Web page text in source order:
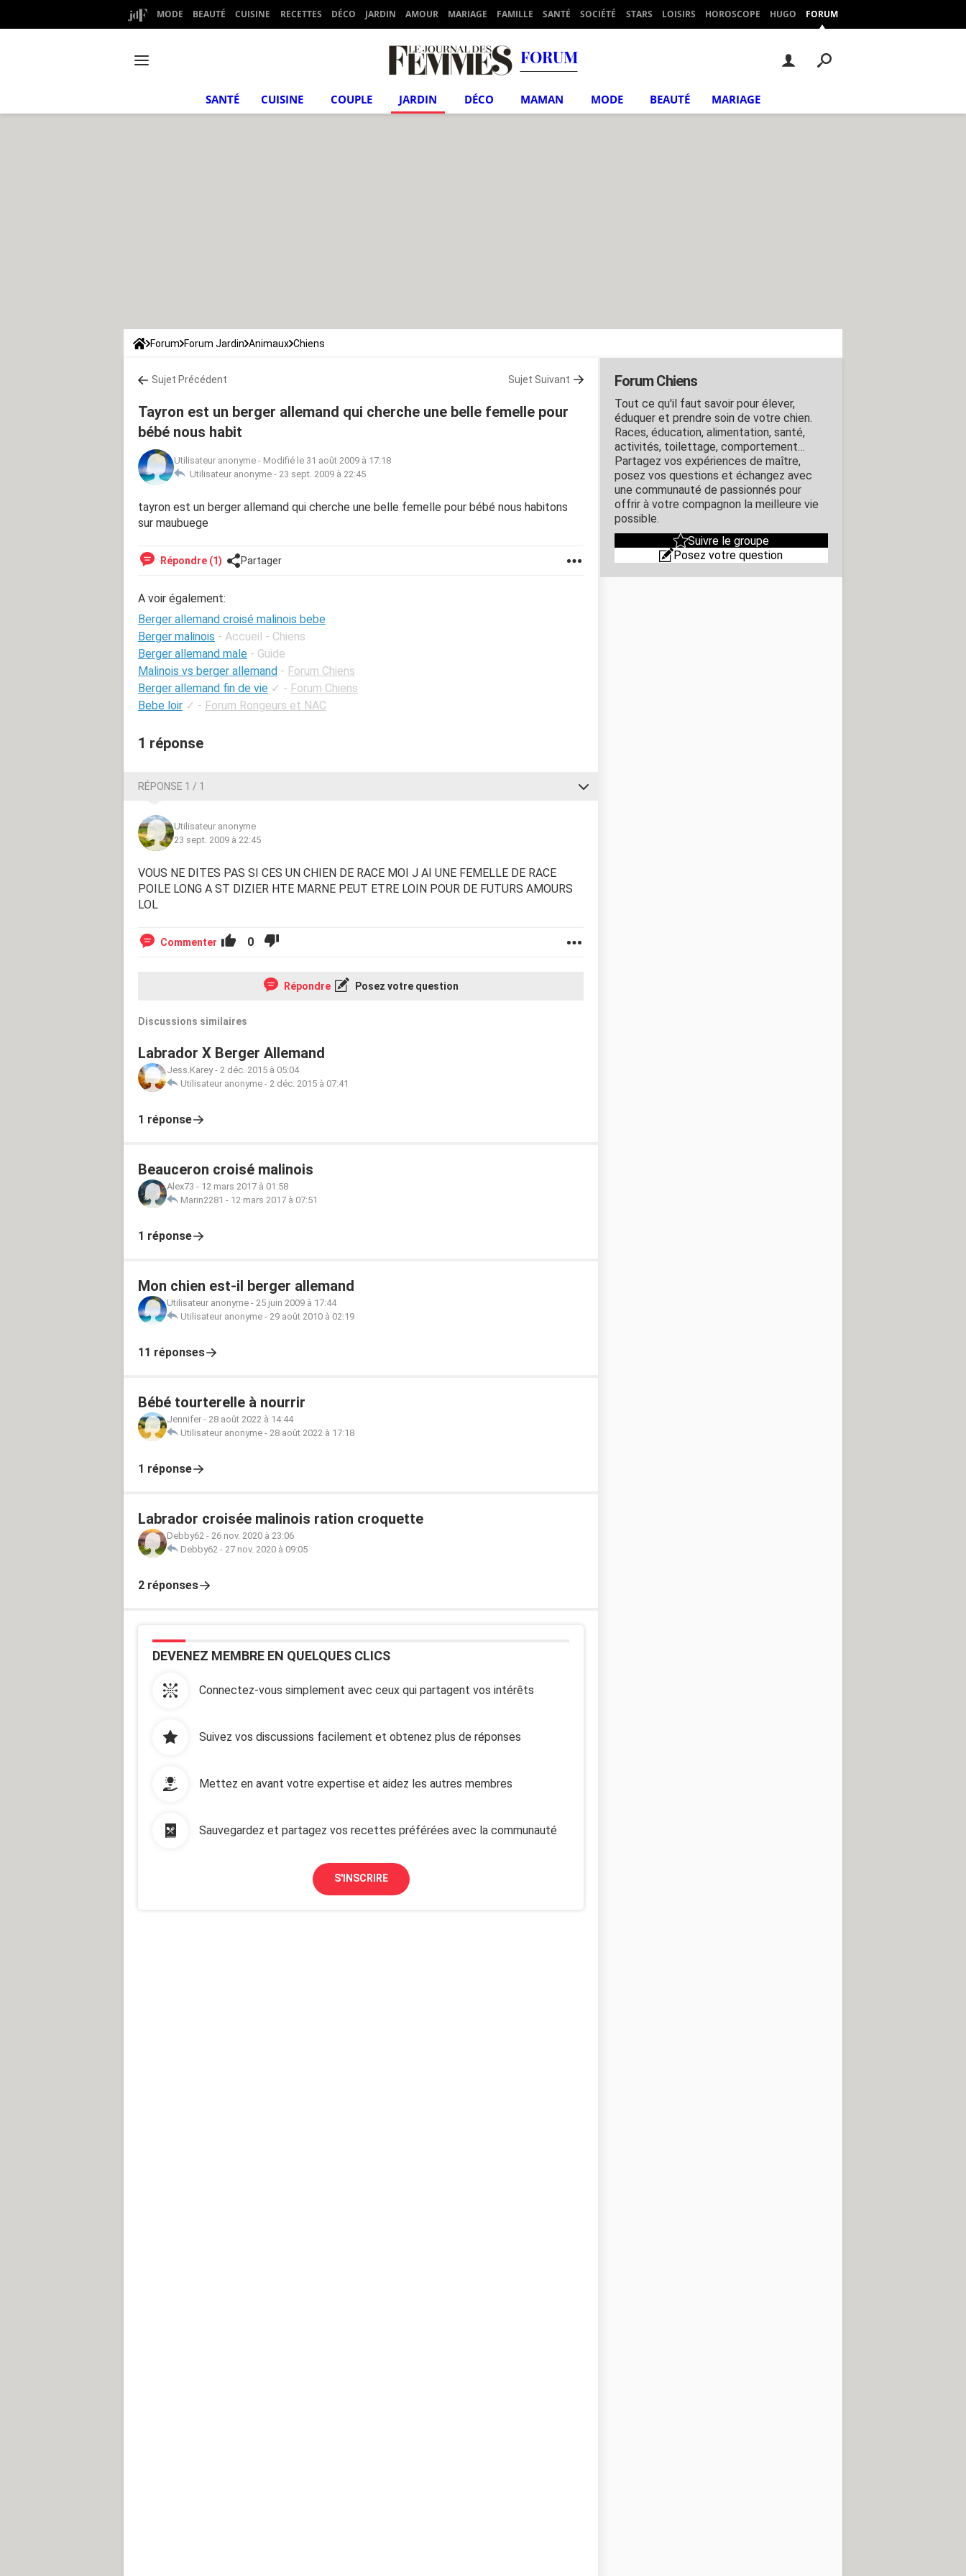
MODE BEAUTÉ CUISINE RECETTES DÉCO JARDIN AMOUR MARIAGE FAMILLE SANTÉ SOCIÉTÉ STARS LOISIRS HOROSCOPE HUGO FORUM
FORUM
SANTÉ CUISINE COUPLE JARDIN DÉCO MAMAN MODE BEAUTÉ MARIAGE
Forum Forum Jardin Animaux Chiens
Sujet Précédent Sujet Suivant
Tayron est un berger allemand qui cherche une belle femelle pour
bébé nous habit
Utilisateur anonyme - Modifié le 31 août 2009 à 17:18
Utilisateur anonyme - 23 sept. 2009 à 22:45
tayron est un berger allemand qui cherche une belle femelle pour bébé nous habitons
sur maubuege
Répondre (1) Partager
A voir également:
Berger allemand croisé malinois bebe
Berger malinois - Accueil - Chiens
Berger allemand male - Guide
Malinois vs berger allemand - Forum Chiens
Berger allemand fin de vie ✓ - Forum Chiens
Bebe loir ✓ - Forum Rongeurs et NAC
1 réponse
RÉPONSE 1 / 1
Utilisateur anonyme
23 sept. 2009 à 22:45
VOUS NE DITES PAS SI CES UN CHIEN DE RACE MOI J AI UNE FEMELLE DE RACE
POILE LONG A ST DIZIER HTE MARNE PEUT ETRE LOIN POUR DE FUTURS AMOURS
LOL
Commenter 0
Répondre Posez votre question
Discussions similaires
Labrador X Berger Allemand
Jess.Karey- 2 déc. 2015 à 05:04
Utilisateur anonyme - 2 déc. 2015 à 07:41
1 réponse
Beauceron croisé malinois
Alex73 - 12 mars 2017 à 01:58
Marin2281 - 12 mars 2017 à 07:51
1 réponse
Mon chien est-il berger allemand
Utilisateur anonyme - 25 juin 2009 à 17:44
Utilisateur anonyme - 29 août 2010 à 02:19
11 réponses
Bébé tourterelle à nourrir
Jennifer - 28 août 2022 à 14:44
Utilisateur anonyme - 28 août 2022 à 17:18
1 réponse
Labrador croisée malinois ration croquette
Debby62 - 26 nov. 2020 à 23:06
Debby62 - 27 nov. 2020 à 09:05
2 réponses
DEVENEZ MEMBRE EN QUELQUES CLICS
Connectez-vous simplement avec ceux qui partagent vos intérêts
Suivez vos discussions facilement et obtenez plus de réponses
Mettez en avant votre expertise et aidez les autres membres
Sauvegardez et partagez vos recettes préférées avec la communauté
S'INSCRIRE
Forum Chiens
Tout ce qu'il faut savoir pour élever,
éduquer et prendre soin de votre chien.
Races, éducation, alimentation, santé,
activités, toilettage, comportement…
Partagez vos expériences de maître,
posez vos questions et échangez avec
une communauté de passionnés pour
offrir à votre compagnon la meilleure vie
possible.
Suivre le groupe
Posez votre question